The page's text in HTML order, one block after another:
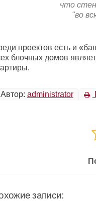
что
"во
проектов есть и
блочных домов
Автор: administrator
записи: